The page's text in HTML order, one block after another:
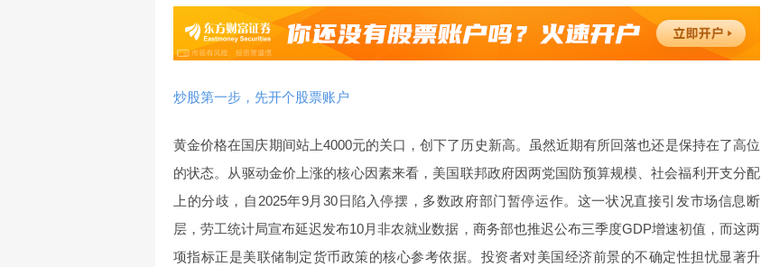
炒股第一步，先开个股票账户
黄金价格在国庆期间站上4000元的关口，创下了历史新高。虽然近期有所回落也还是保持在了高位
的状态。从驱动金价上涨的核心因素来看，美国联邦政府因两党国防预算规模、社会福利开支分配
上的分歧，自2025年9月30日陷入停摆，多数政府部门暂停运作。这一状况直接引发市场信息断
层，劳工统计局宣布延迟发布10月非农就业数据，商务部也推迟公布三季度GDP增速初值，而这两
项指标正是美联储制定货币政策的核心参考依据。投资者对美国经济前景的不确定性担忧显著升